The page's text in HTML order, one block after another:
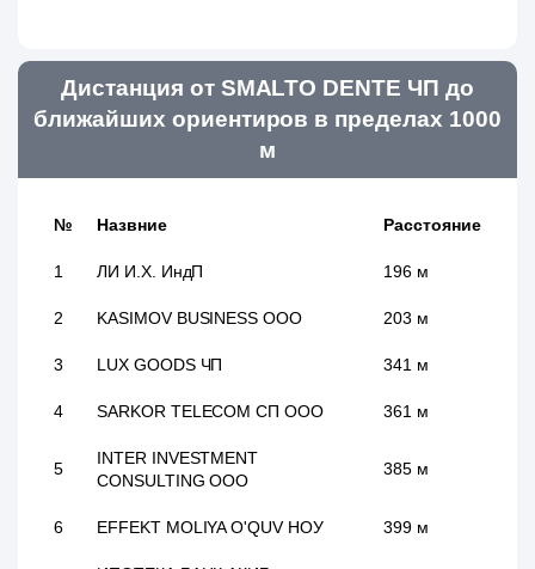
Дистанция от SMALTO DENTE ЧП до
ближайших ориентиров в пределах 1000
м
№ Назвние Расстояние
1 ЛИ И.Х. ИндП 196 м
2 KASIMOV BUSINESS ООО 203 м
3 LUX GOODS ЧП 341 м
4 SARKOR TELECOM СП ООО 361 м
5
INTER INVESTMENT
CONSULTING ООО
385 м
6 EFFEKT MOLIYA O'QUV НОУ 399 м